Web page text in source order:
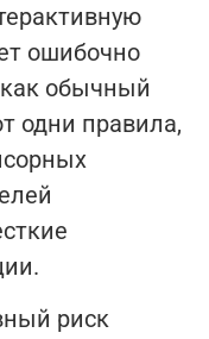
ошибочно
обычный
одни правила,
риск